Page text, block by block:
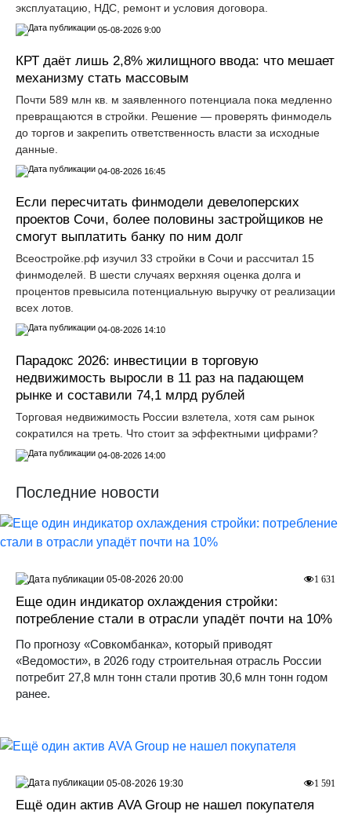
эксплуатацию, НДС, ремонт и условия договора.
05-08-2026 9:00
КРТ даёт лишь 2,8% жилищного ввода: что мешает
механизму стать массовым
Почти 589 млн кв. м заявленного потенциала пока медленно
превращаются в стройки. Решение — проверять финмодель
до торгов и закрепить ответственность власти за исходные
данные.
04-08-2026 16:45
Если пересчитать финмодели девелоперских
проектов Сочи, более половины застройщиков не
смогут выплатить банку по ним долг
Всеостройке.рф изучил 33 стройки в Сочи и рассчитал 15
финмоделей. В шести случаях верхняя оценка долга и
процентов превысила потенциальную выручку от реализации
всех лотов.
04-08-2026 14:10
Парадокс 2026: инвестиции в торговую
недвижимость выросли в 11 раз на падающем
рынке и составили 74,1 млрд рублей
Торговая недвижимость России взлетела, хотя сам рынок
сократился на треть. Что стоит за эффектными цифрами?
04-08-2026 14:00
Последние новости
Еще один индикатор охлаждения стройки:
потребление стали в отрасли упадёт почти на 10%
По прогнозу «Совкомбанка», который приводят
«Ведомости», в 2026 году строительная отрасль России
потребит 27,8 млн тонн стали против 30,6 млн тонн годом
ранее.
1 631
05-08-2026 20:00
Ещё один актив AVA Group не нашел покупателя
1 591
05-08-2026 19:30